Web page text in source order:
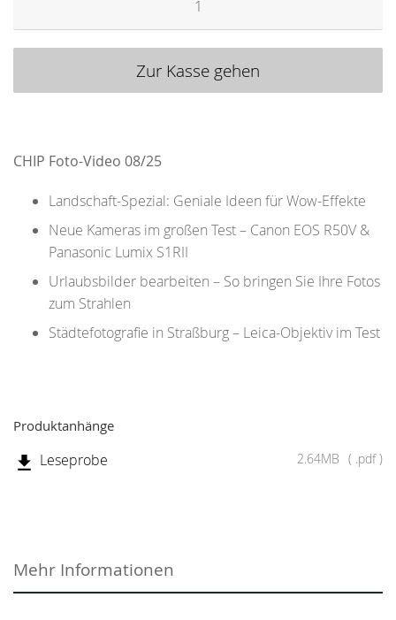
Zur Kasse gehen
CHIP Foto-Video 08/25
Landschaft-Spezial: Geniale Ideen für Wow-Effekte
Neue Kameras im großen Test – Canon EOS R50V &
Panasonic Lumix S1RII
Urlaubsbilder bearbeiten – So bringen Sie Ihre Fotos
zum Strahlen
Städtefotografie in Straßburg – Leica-Objektiv im Test
Produktanhänge
Leseprobe .pdf
2.64MB
Mehr Informationen